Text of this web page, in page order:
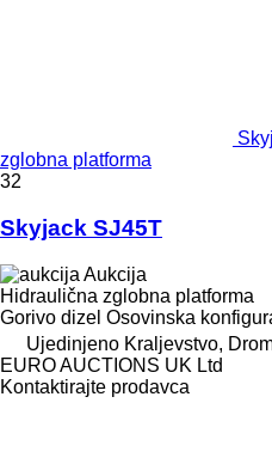
zglobna platforma
32
Skyjack SJ45T
Aukcija
Hidraulična zglobna platforma
Gorivo dizel Osovinska
Ujedinjeno Kraljevstvo,
EURO AUCTIONS UK Ltd
Kontaktirajte prodavca